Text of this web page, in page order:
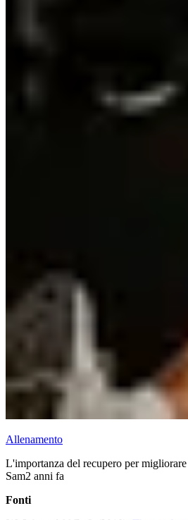
Allenamento
L'importanza del recupero per
Sam2 anni fa
Fonti